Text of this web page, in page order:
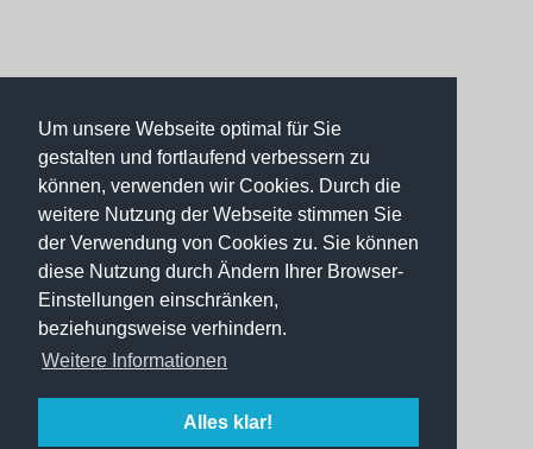
Um unsere Webseite optimal für Sie
gestalten und fortlaufend verbessern zu
können, verwenden wir Cookies. Durch die
weitere Nutzung der Webseite stimmen Sie
der Verwendung von Cookies zu. Sie können
diese Nutzung durch Ändern Ihrer Browser-
Einstellungen einschränken,
beziehungsweise verhindern.
Weitere Informationen
Alles klar!